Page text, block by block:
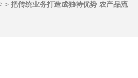
> 把传统业务打造成独特优势 农产品流